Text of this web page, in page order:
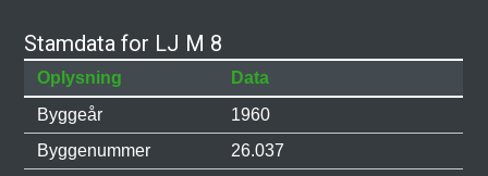
Stamdata for LJ M 8
Oplysning
Data
Byggeår
1960
Byggenummer
26.037